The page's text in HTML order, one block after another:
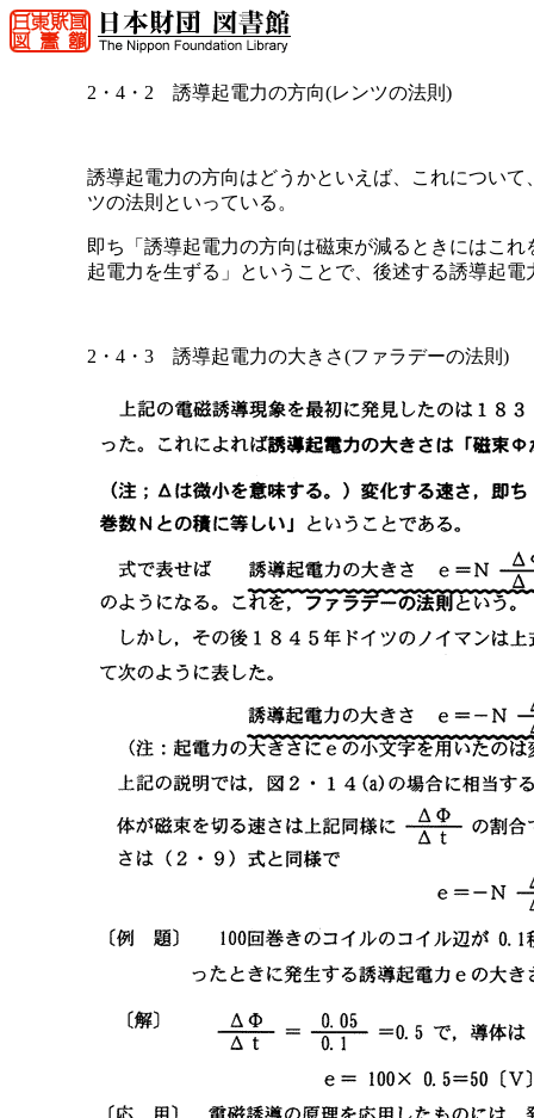
2・4・2 誘導起電力の方向(レンツの法則)
誘導起電力の方向はどうかといえば、これについ
ツの法則といっている。
即ち「誘導起電力の方向は磁束が減るときにはこ
起電力を生ずる」ということで、後述する誘導起電
2・4・3 誘導起電力の大きさ(ファラデーの法則)